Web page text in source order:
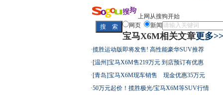
上网从搜狗开始
网页
新闻
宝马X6M相关文章更多>>
·揽胜运动版即将发售! 高性能豪华SUV推荐
·[温州]宝马X6M售219万元 到店预订有优惠
·[青岛]宝马X6M现车销售 现金优惠35万元
·50万元起价！揽胜极光/宝马X6M等SUV行情